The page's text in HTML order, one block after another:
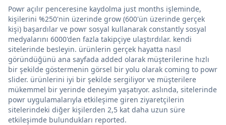
Powr açılır penceresine kaydolma just months işleminde,
kişilerini %250'nin üzerinde grow (600'ün üzerinde gerçek
kişi) başardılar ve powr sosyal kullanarak constantly sosyal
medyalarını 6000'den fazla takipçiye ulaştırdılar. kendi
sitelerinde besleyin. ürünlerin gerçek hayatta nasıl
göründüğünü ana sayfada added olarak müşterilerine hızlı
bir şekilde göstermenin görsel bir yolu olarak coming to powr
slider. ürünlerini iyi bir şekilde sergiliyor ve müşterilere
mükemmel bir yerinde deneyim yaşatıyor. aslında, sitelerinde
powr uygulamalarıyla etkileşime giren ziyaretçilerin
sitelerindeki diğer kişilerden 2,5 kat daha uzun süre
etkileşimde bulundukları reported.